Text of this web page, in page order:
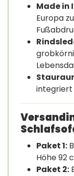
Made in
Europa
integriert
Paket 1:
Höhe 92
Paket 2: